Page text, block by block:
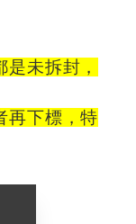
未拆封，
再下標，特